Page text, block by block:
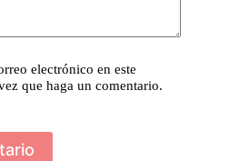
electrónico en este
que haga un comentario.